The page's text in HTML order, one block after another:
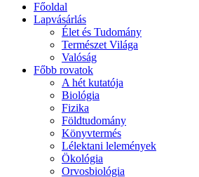
Főoldal
Lapvásárlás
Élet és Tudomány
Természet Világa
Valóság
Főbb rovatok
A hét kutatója
Biológia
Fizika
Földtudomány
Könyvtermés
Lélektani lelemények
Ökológia
Orvosbiológia